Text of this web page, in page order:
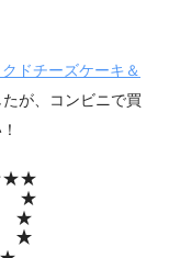
ドチーズケーキ＆
が、コンビニで買
★
★